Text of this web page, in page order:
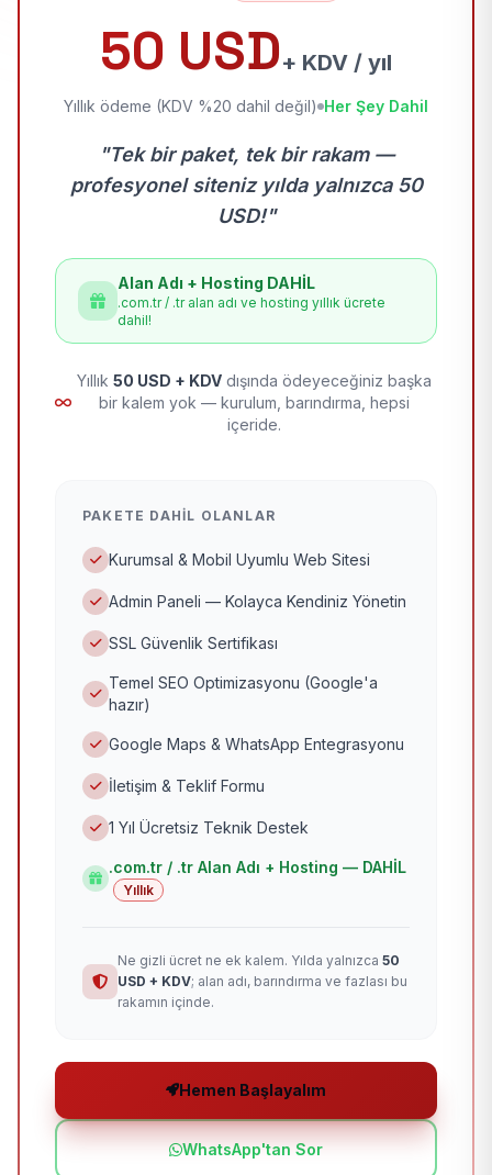
50 USD+ KDV / yıl
Yıllık ödeme (KDV %20 dahil değil) Her Şey Dahil
"Tek bir paket, tek bir rakam —
profesyonel siteniz yılda yalnızca 50
USD!"
Alan Adı + Hosting DAHİL
.com.tr / .tr alan adı ve hosting yıllık ücrete
dahil!
Yıllık 50 USD + KDV dışında ödeyeceğiniz başka
bir kalem yok — kurulum, barındırma, hepsi
içeride.
PAKETE DAHIL OLANLAR
Kurumsal & Mobil Uyumlu Web Sitesi
Admin Paneli — Kolayca Kendiniz Yönetin
SSL Güvenlik Sertifikası
Temel SEO Optimizasyonu (Google'a
hazır)
Google Maps & WhatsApp Entegrasyonu
İletişim & Teklif Formu
1 Yıl Ücretsiz Teknik Destek
.com.tr / .tr Alan Adı + Hosting — DAHİL
Yıllık
Ne gizli ücret ne ek kalem. Yılda yalnızca 50
USD + KDV; alan adı, barındırma ve fazlası bu
rakamın içinde.
Hemen Başlayalım
WhatsApp'tan Sor